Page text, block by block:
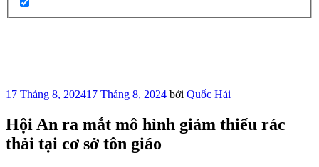
Đăng
17 Tháng 8, 202417 Tháng 8, 2024 bởi Quốc Hải
Hội An ra mắt mô hình giảm thiểu rác
thải tại cơ sở tôn giáo